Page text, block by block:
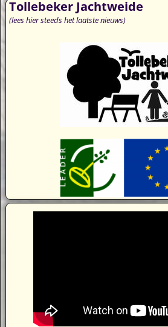
Tollebeker Jachtweide
(lees hier steeds het laatste nieuws)